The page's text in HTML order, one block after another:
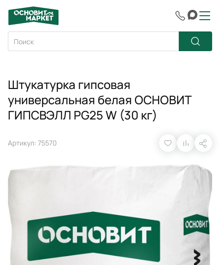
Штукатурка гипсовая
универсальная белая ОСНОВИТ
ГИПСВЭЛЛ PG25 W (30 кг)
Артикул: 75570